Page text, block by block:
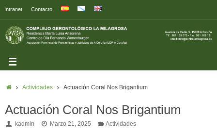
Intranet Contacto
Actividades Actuación Coral Nos Brigantium
Actuación Coral Nos Brigantium
kadmin Marzo 21, 2025 Actividades